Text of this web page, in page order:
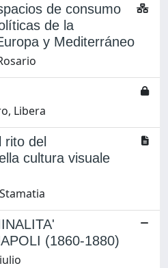
de consumo
de la
y Mediterráneo
Libera
rito del
cultura visuale
(1860-1880)